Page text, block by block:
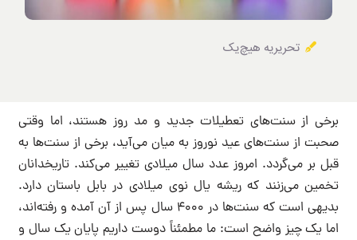
تحریریه هیچ‌یک
برخی از سنت‌های تعطیلات جدید و مد روز هستند، اما وقتی
صحبت از سنت‌های عید نوروز به میان می‌آید، برخی از سنت‌ها به
قبل بر می‌گردد. امروز عدد سال میلادی تغییر می‌کند. تاریخدانان
تخمین می‌زنند که ریشه یال نوی میلادی در بابل باستان دارد.
بدیهی است که سنت‌ها در ۴۰۰۰ سال پس از آن آمده و رفته‌اند،
اما یک چیز واضح است: ما مطمئناً دوست داریم پایان یک سال و